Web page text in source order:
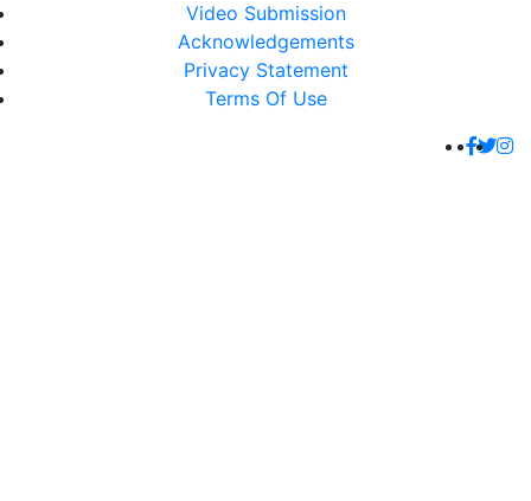
Video Submission
Acknowledgements
Privacy Statement
Terms Of Use